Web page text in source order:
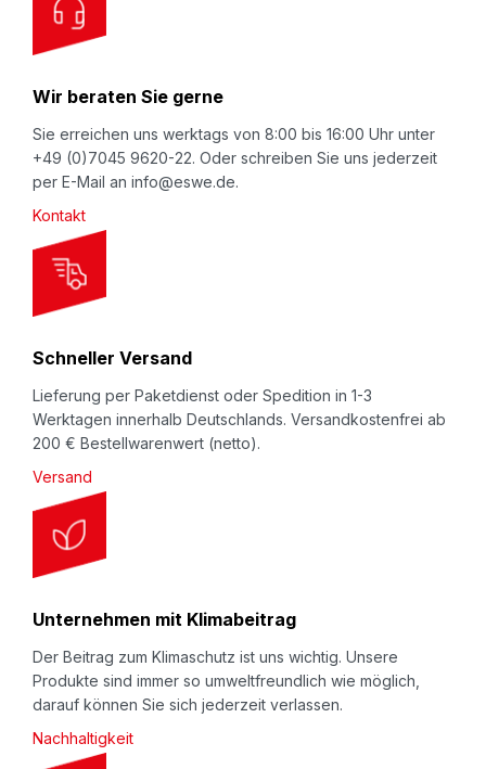
u
r
e
w
s
e
t
e
r
Wir beraten Sie gerne
Sie erreichen uns werktags von 8:00 bis 16:00 Uhr unter
+49 (0)7045 9620-22. Oder schreiben Sie uns jederzeit
per E-Mail an info@eswe.de.
Kontakt
Schneller Versand
Lieferung per Paketdienst oder Spedition in 1-3
Werktagen innerhalb Deutschlands. Versandkostenfrei ab
200 € Bestellwarenwert (netto).
Versand
Unternehmen mit Klimabeitrag
Der Beitrag zum Klimaschutz ist uns wichtig. Unsere
Produkte sind immer so umweltfreundlich wie möglich,
darauf können Sie sich jederzeit verlassen.
Nachhaltigkeit